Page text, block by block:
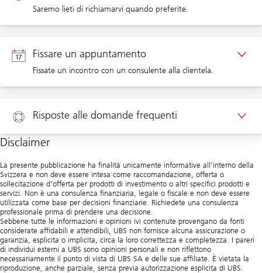
Saremo lieti di richiamarvi quando preferite.
Richiamata clienti privati
Fissare un appuntamento
Fissate un incontro con un consulente alla clientela.
Appuntamento clienti privati
Risposte alle domande frequenti
Aiuto
Disclaimer
La presente pubblicazione ha finalità unicamente informative all’interno della
Svizzera e non deve essere intesa come raccomandazione, offerta o
sollecitazione d’offerta per prodotti di investimento o altri specifici prodotti e
servizi. Non è una consulenza finanziaria, legale o fiscale e non deve essere
utilizzata come base per decisioni finanziarie. Richiedete una consulenza
professionale prima di prendere una decisione.
Sebbene tutte le informazioni e opinioni ivi contenute provengano da fonti
considerate affidabili e attendibili, UBS non fornisce alcuna assicurazione o
garanzia, esplicita o implicita, circa la loro correttezza e completezza. I pareri
di individui esterni a UBS sono opinioni personali e non riflettono
necessariamente il punto di vista di UBS SA e delle sue affiliate. È vietata la
riproduzione, anche parziale, senza previa autorizzazione esplicita di UBS.